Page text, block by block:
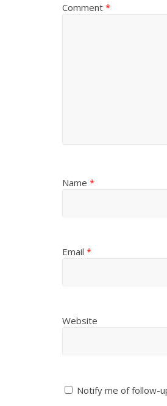
Comment *
Name *
Email *
Website
Notify me of follow-